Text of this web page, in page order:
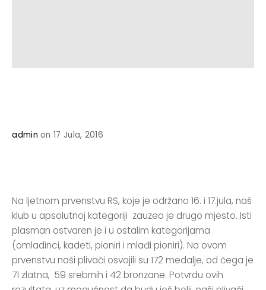
admin on 17 Jula, 2016
Na ljetnom prvenstvu RS, koje je održano 16. i 17.jula, naš
klub u apsolutnoj kategoriji zauzeo je drugo mjesto. Isti
plasman ostvaren je i u ostalim kategorijama
(omladinci, kadeti, pioniri i mlađi pioniri). Na ovom
prvenstvu naši plivači osvojili su 172 medalje, od čega je
71 zlatna, 59 srebrnih i 42 bronzane. Potvrdu ovih